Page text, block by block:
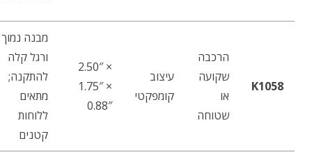
K1058
הרכבה
שקועה
או
שטוחה
עיצוב
קומפקטי
‎2.50″ ×
1.75″ ×
0.88″‎
מבנה נמוך
ורגל קלה
להתקנה;
מתאים
ללוחות
קטנים